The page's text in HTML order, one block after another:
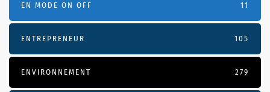
EN MODE ON OFF 11
ENTREPRENEUR 105
ENVIRONNEMENT 279